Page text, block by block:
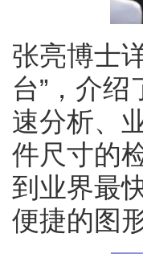
张亮博士
台”，介
速分析、
件尺寸的
到业界最
便捷的图